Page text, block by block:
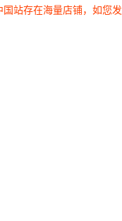
站存在海量店铺，如您